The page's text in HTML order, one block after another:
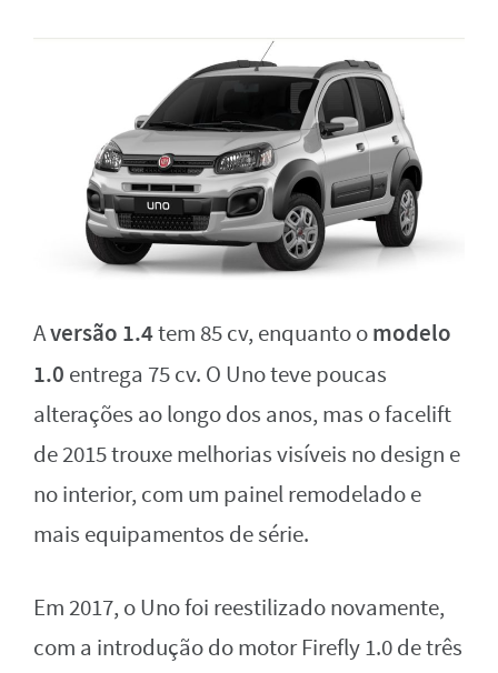
Aversão 1.4tem 85 cv, enquanto omodelo
1.0 entrega 75 cv. O Uno teve poucas
alterações ao longo dos anos, mas o facelift
de 2015 trouxe melhorias visíveis no design e
no interior, com um painel remodelado e
mais equipamentos de série.
Em 2017, o Uno foi reestilizado novamente,
com a introdução do motor Firefly 1.0 de três